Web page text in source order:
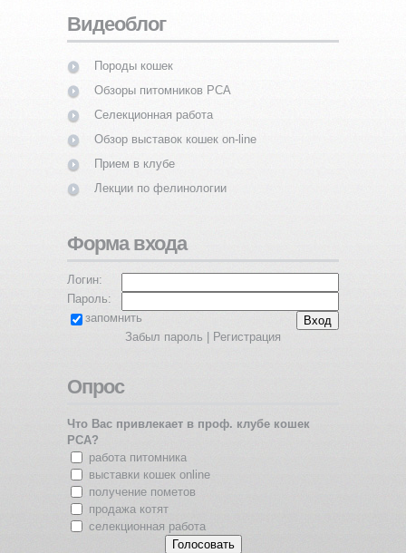
Видеоблог
Породы кошек
Обзоры питомников PCA
Селекционная работа
Обзор выставок кошек on-line
Прием в клубе
Лекции по фелинологии
Форма входа
Логин:
Пароль:
запомнить
Забыл пароль | Регистрация
Опрос
Что Вас привлекает в проф. клубе кошек
PCA?
работа питомника
выставки кошек online
получение пометов
продажа котят
селекционная работа